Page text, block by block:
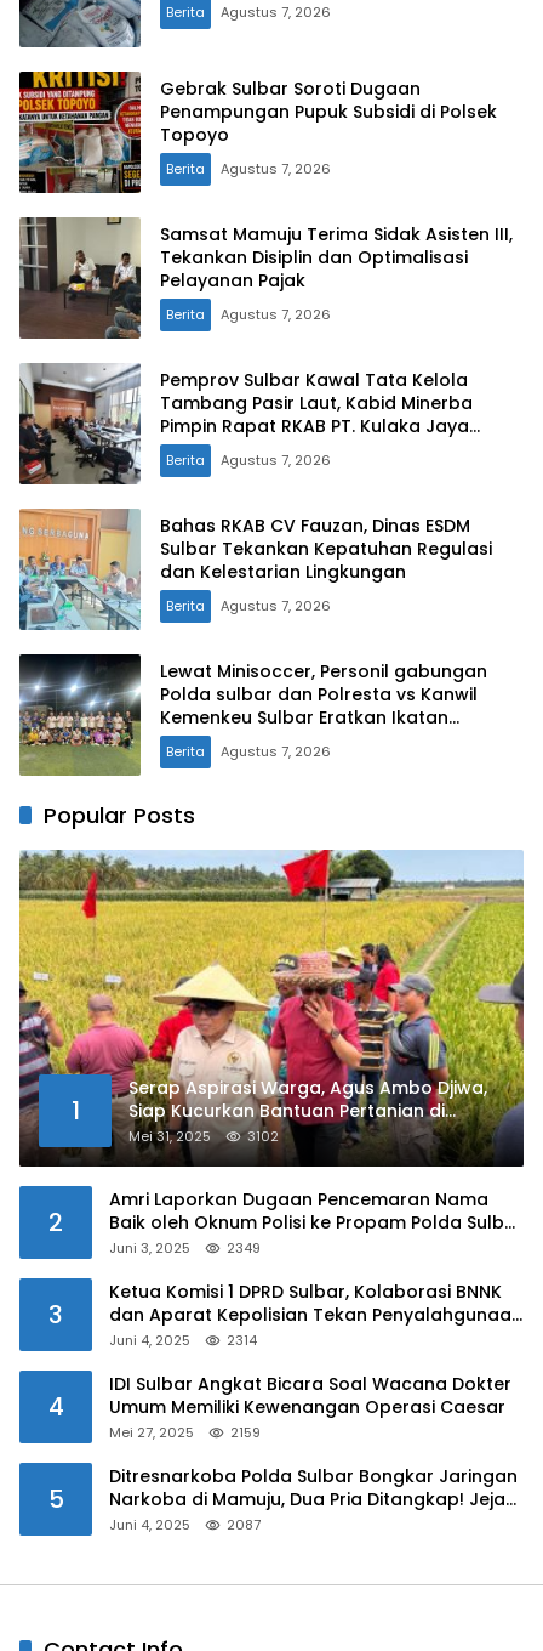
Berita Agustus 7, 2026
Gebrak Sulbar Soroti Dugaan
Penampungan Pupuk Subsidi di Polsek
Topoyo
Berita Agustus 7, 2026
Samsat Mamuju Terima Sidak Asisten III,
Tekankan Disiplin dan Optimalisasi
Pelayanan Pajak
Berita Agustus 7, 2026
Pemprov Sulbar Kawal Tata Kelola
Tambang Pasir Laut, Kabid Minerba
Pimpin Rapat RKAB PT. Kulaka Jaya
Perkasa
Berita Agustus 7, 2026
Bahas RKAB CV Fauzan, Dinas ESDM
Sulbar Tekankan Kepatuhan Regulasi
Berita Agustus 7, 2026
Lewat Minisoccer, Personil gabungan
Polda sulbar dan Polresta vs Kanwil
Kemenkeu Sulbar Eratkan Ikatan
Persaudaraan
Berita Agustus 7, 2026
Popular Posts
1
Serap Aspirasi Warga, Agus Ambo Djiwa,
Siap Kucurkan Bantuan Pertanian di
Kalukku
Mei 31, 2025 3102
2
Amri Laporkan Dugaan Pencemaran Nama
Baik oleh Oknum Polisi ke Propam Polda Sulbar
Juni 3, 2025 2349
3
Ketua Komisi 1 DPRD Sulbar, Kolaborasi BNNK
dan Aparat Kepolisian Tekan Penyalahgunaan
Juni 4, 2025 2314
4
IDI Sulbar Angkat Bicara Soal Wacana Dokter
Umum Memiliki Kewenangan Operasi Caesar
Mei 27, 2025 2159
5
Ditresnarkoba Polda Sulbar Bongkar Jaringan
Narkoba di Mamuju, Dua Pria Ditangkap! Jejak
Juni 4, 2025 2087